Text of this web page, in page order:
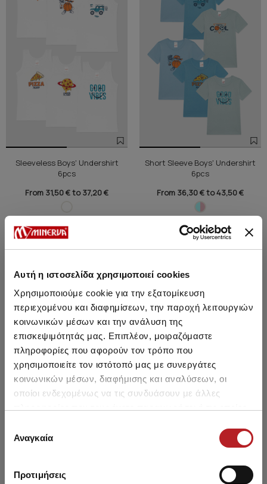
Αυτή η ιστοσελίδα χρησιμοποιεί cookies
Χρησιμοποιούμε cookie για την εξατομίκευση
περιεχομένου και διαφημίσεων, την παροχή λειτουργιών
κοινωνικών μέσων και την ανάλυση της
επισκεψιμότητάς μας. Επιπλέον, μοιραζόμαστε
πληροφορίες που αφορούν τον τρόπο που
χρησιμοποιείτε τον ιστότοπό μας με συνεργάτες
κοινωνικών μέσων, διαφήμισης και αναλύσεων, οι
οποίοι ενδεχομένως να τις συνδυάσουν με άλλες
των υπηρεσιών τους.
συγκατάθεσης
Αναγκαία
Προτιμήσεις
Sleeveless Boys' Undershirt
6pcs
From 31,50 € to 37,20 €
Short Sleeve Boys' Undershirt
6pcs
From 36,30 € to 43,50 €
Short Sleeve Boys' Undershirt
From 34,80 € to 41,40 €
Boys' Short Sleeve Undershirt
From 11,50 € to 15,25 €